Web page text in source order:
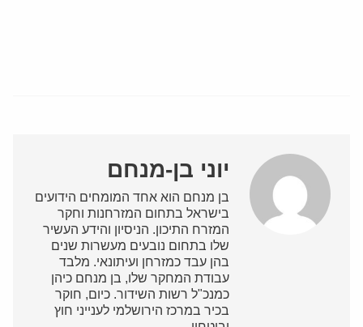
יוני בן-מנחם
בן מנחם הוא אחד המומחים הידועים
בישראל בתחום המזרחנות וחקר
המזרח התיכון. הניסיון והידע העשיר
שלו בתחום נובעים מעשרות שנים
בהן עבד כמזרחן ועיתונאי. מלבד
עבודת המחקר שלו, בן מנחם כיהן
כמנכ"ל רשות השידור. כיום, חוקר
בכיר במרכז הירושלמי לענייני חוץ